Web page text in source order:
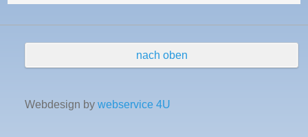
nach oben
Webdesign bywebservice 4U